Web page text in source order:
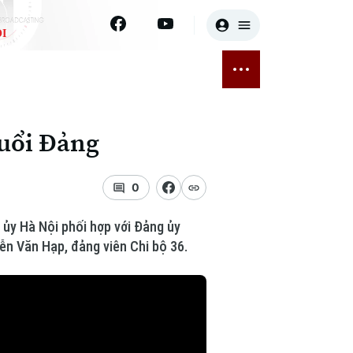
Quần vợt Sao
Điện ảnh
Thời trang
Âm nhạc
Đảng
0
Hà Nội phối hợp với Đảng ủy
Văn Hạp, đảng viên Chi bộ 36.